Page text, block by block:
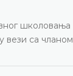
школовања
вези са чланом